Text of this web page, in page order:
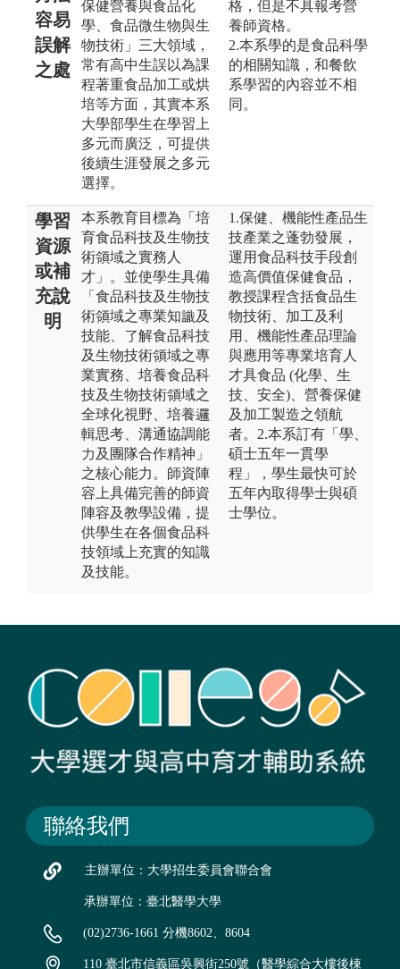
容易
誤解
之處
保健營養與食品化
學、食品微生物與生
物技術」三大領域，
常有高中生誤以為課
程著重食品加工或烘
培等方面，其實本系
大學部學生在學習上
多元而廣泛，可提供
後續生涯發展之多元
選擇。
格，但是不具報考營
養師資格。
2.本系學的是食品科學
的相關知識，和餐飲
系學習的內容並不相
同。
學習
資源
或補
充說
明
本系教育目標為「培
育食品科技及生物技
術領域之實務人
才」。並使學生具備
「食品科技及生物技
術領域之專業知識及
技能、了解食品科技
及生物技術領域之專
業實務、培養食品科
技及生物技術領域之
全球化視野、培養邏
輯思考、溝通協調能
力及團隊合作精神」
之核心能力。師資陣
容上具備完善的師資
陣容及教學設備，提
供學生在各個食品科
技領域上充實的知識
及技能。
1.保健、機能性產品生
技產業之蓬勃發展，
運用食品科技手段創
造高價值保健食品，
教授課程含括食品生
物技術、加工及利
用、機能性產品理論
與應用等專業培育人
才具食品 (化學、生
技、安全)、營養保健
及加工製造之領航
者。2.本系訂有「學、
碩士五年一貫學
程」，學生最快可於
五年內取得學士與碩
士學位。
聯絡我們
主辦單位：大學招生委員會聯合會
承辦單位：臺北醫學大學
(02)2736-1661 分機8602、8604
110 臺北市信義區吳興街250號（醫學綜合大樓後棟